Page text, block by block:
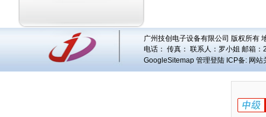
广州技创电子设备有限公司 版权所有
电话： 传真： 联系人： 罗小姐 邮箱：
GoogleSitemap 管理登陆 ICP备: 网站